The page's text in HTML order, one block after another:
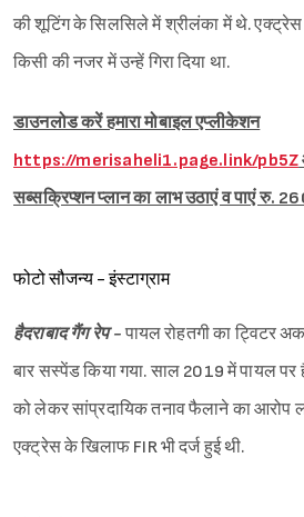
की शूटिंग के सिलसिले में श्रीलंका में थे.
किसी की नजर में उन्हें गिरा दिया था.
डाउनलोड करें हमारा मोबाइल एप्लीकेशन
https://merisaheli1.page.link/pb5Z
सब्सक्रिप्शन प्लान का लाभ उठाएं व पाएं रु.
फोटो सौजन्य - इंस्टाग्राम
हैदराबाद गैंग रेप - पायल रोहतगी का ट्विटर
बार सस्पेंड किया गया. साल 2019 में पायल पर
को लेकर सांप्रदायिक तनाव फैलाने का आरोप
एक्ट्रेस के खिलाफ FIR भी दर्ज हुई थी.